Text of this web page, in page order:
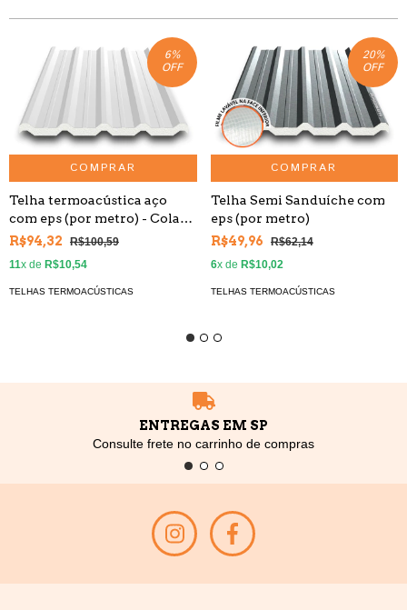
6%
OFF
COMPRAR
Telha termoacústica aço
com eps (por metro) - Colada
- Branca
R$94,32
R$100,59
11x de R$10,54
TELHAS TERMOACÚSTICAS
20%
OFF
COMPRAR
Telha Semi Sanduíche com
eps (por metro)
R$49,96
R$62,14
6x de R$10,02
TELHAS TERMOACÚSTICAS
ENTREGAS EM SP
Consulte frete no carrinho de compras